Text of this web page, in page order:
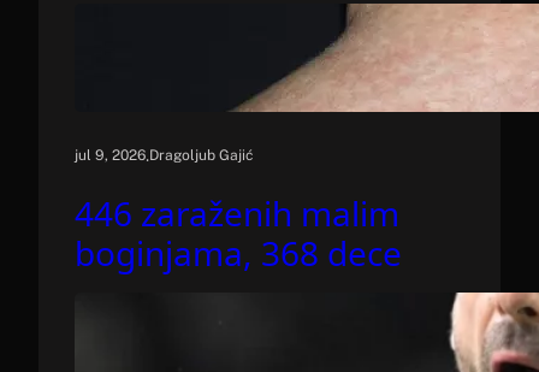
jul 9, 2026.Dragoljub Gajić
446 zaraženih malim
boginjama, 368 dece